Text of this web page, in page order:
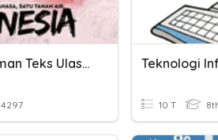
Latihan Pemahaman Teks Ulasan
4297 10 T